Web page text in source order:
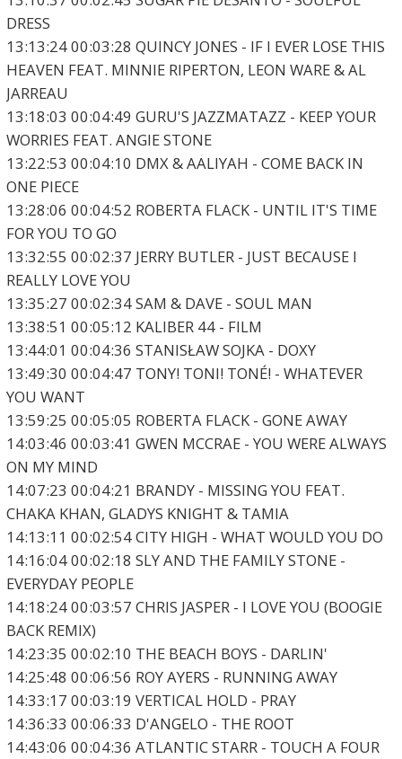
DRESS
13:13:24 00:03:28 QUINCY JONES - IF I EVER LOSE THIS
HEAVEN FEAT. MINNIE RIPERTON, LEON WARE & AL
JARREAU
13:18:03 00:04:49 GURU'S JAZZMATAZZ - KEEP YOUR
WORRIES FEAT. ANGIE STONE
13:22:53 00:04:10 DMX & AALIYAH - COME BACK IN
ONE PIECE
13:28:06 00:04:52 ROBERTA FLACK - UNTIL IT'S TIME
FOR YOU TO GO
13:32:55 00:02:37 JERRY BUTLER - JUST BECAUSE I
REALLY LOVE YOU
13:35:27 00:02:34 SAM & DAVE - SOUL MAN
13:38:51 00:05:12 KALIBER 44 - FILM
13:44:01 00:04:36 STANISŁAW SOJKA - DOXY
13:49:30 00:04:47 TONY! TONI! TONÉ! - WHATEVER
YOU WANT
13:59:25 00:05:05 ROBERTA FLACK - GONE AWAY
14:03:46 00:03:41 GWEN MCCRAE - YOU WERE ALWAYS
ON MY MIND
14:07:23 00:04:21 BRANDY - MISSING YOU FEAT.
CHAKA KHAN, GLADYS KNIGHT & TAMIA
14:13:11 00:02:54 CITY HIGH - WHAT WOULD YOU DO
14:16:04 00:02:18 SLY AND THE FAMILY STONE -
EVERYDAY PEOPLE
14:18:24 00:03:57 CHRIS JASPER - I LOVE YOU (BOOGIE
BACK REMIX)
14:23:35 00:02:10 THE BEACH BOYS - DARLIN'
14:25:48 00:06:56 ROY AYERS - RUNNING AWAY
14:33:17 00:03:19 VERTICAL HOLD - PRAY
14:36:33 00:06:33 D'ANGELO - THE ROOT
14:43:06 00:04:36 ATLANTIC STARR - TOUCH A FOUR